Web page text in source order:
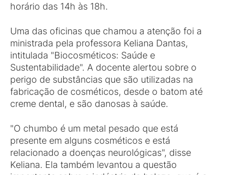
horário das 14h às 18h.
Uma das oficinas que chamou a atenção foi a
ministrada pela professora Keliana Dantas,
intitulada "Biocosméticos: Saúde e
Sustentabilidade". A docente alertou sobre o
perigo de substâncias que são utilizadas na
fabricação de cosméticos, desde o batom até
creme dental, e são danosas à saúde.
"O chumbo é um metal pesado que está
presente em alguns cosméticos e está
relacionado a doenças neurológicas", disse
Keliana. Ela também levantou a questão